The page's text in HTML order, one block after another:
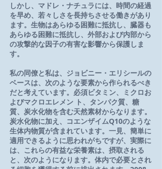
しかし、マドレ・ナチュラには、時間の経過
を早め、若々しさを長持ちさせる働きがあり
ます。生物はあらゆる困難に抵抗し、臓器も
あらゆる困難に抵抗し、外部および内部から
の攻撃的な因子の有害な影響から保護しま
す。
私の同僚と私は、ジョビニー・エリシールの
ベースは、次のような要素から作られるべき
だと考えています。必須ビタミン、ミクロお
よびマクロエレメン ト、タンパク質、糖
質、炭水化物を含む天然素材からなります。
炭水化物に加え、コエンザイムQ10のような
生体内物質が含まれています。一見、簡単に
適用できるように思われがちですが、実際に
は、これらの有益な栄養素は、摂取される
と、次のようになります。体内で必要とされ